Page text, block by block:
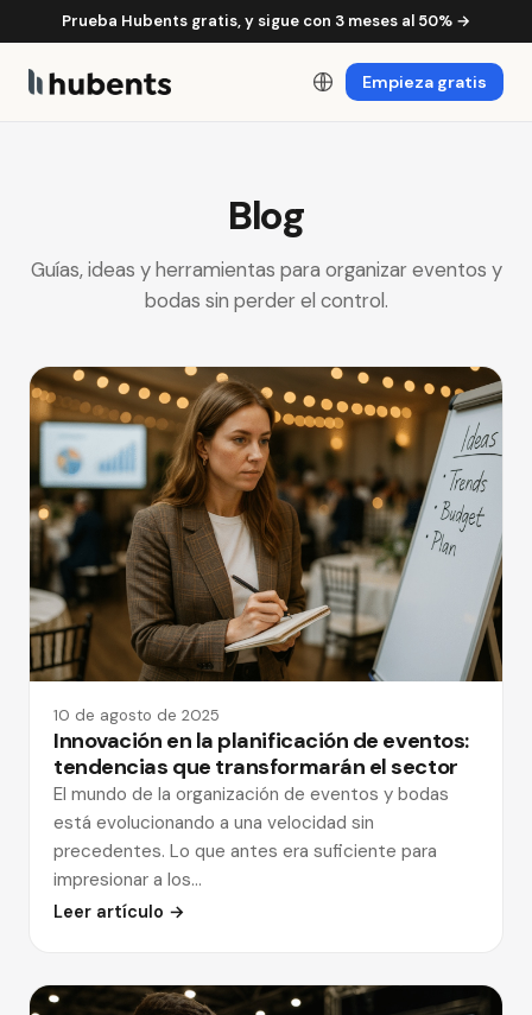
Prueba Hubents gratis, y sigue con 3 meses al 50% →
Empieza gratis
Blog
Guías, ideas y herramientas para organizar eventos y
bodas sin perder el control.
10 de agosto de 2025
Innovación en la planificación de eventos:
tendencias que transformarán el sector
El mundo de la organización de eventos y bodas
está evolucionando a una velocidad sin
precedentes. Lo que antes era suficiente para
impresionar a los…
Leer artículo →